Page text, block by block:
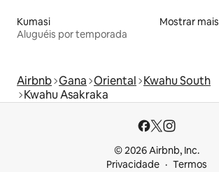
Kumasi
Aluguéis por temporada
Mostrar mais
Airbnb Gana Oriental Kwahu South
Kwahu Asakraka
© 2026 Airbnb, Inc.
Privacidade
Termos